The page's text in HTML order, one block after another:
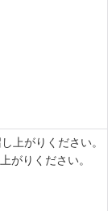
上がりください。
がりください。